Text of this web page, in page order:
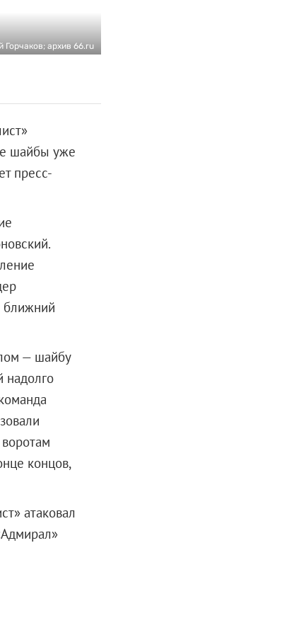
Горчаков; архив 66.ru
шайбы уже
пресс-
ближний
— шайбу
надолго
концов,
атаковал